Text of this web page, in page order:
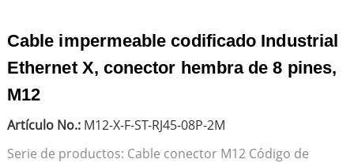
Cable impermeable codificado Industrial
Ethernet X, conector hembra de 8 pines,
M12
Artículo No.:M12-X-F-ST-RJ45-08P-2M
Serie de productos: Cable conector M12 Código de